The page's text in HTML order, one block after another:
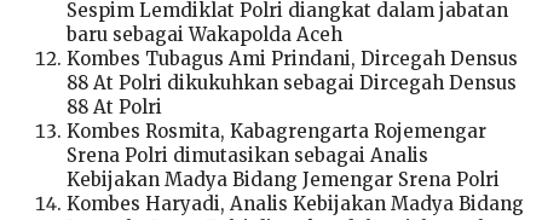
Sespim Lemdiklat Polri diangkat dalam jabatan
baru sebagai Wakapolda Aceh
Kombes Tubagus Ami Prindani, Dircegah Densus
88 At Polri dikukuhkan sebagai Dircegah Densus
88 At Polri
Kombes Rosmita, Kabagrengarta Rojemengar
Srena Polri dimutasikan sebagai Analis
Kebijakan Madya Bidang Jemengar Srena Polri
Kombes Haryadi, Analis Kebijakan Madya Bidang